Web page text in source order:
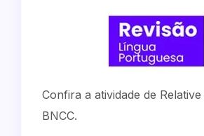
Confira a atividade de
BNCC.